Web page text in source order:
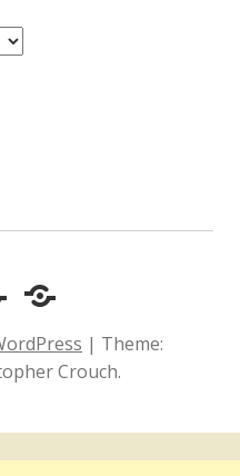
Diário
um
surdo
| Theme:
Crouch.